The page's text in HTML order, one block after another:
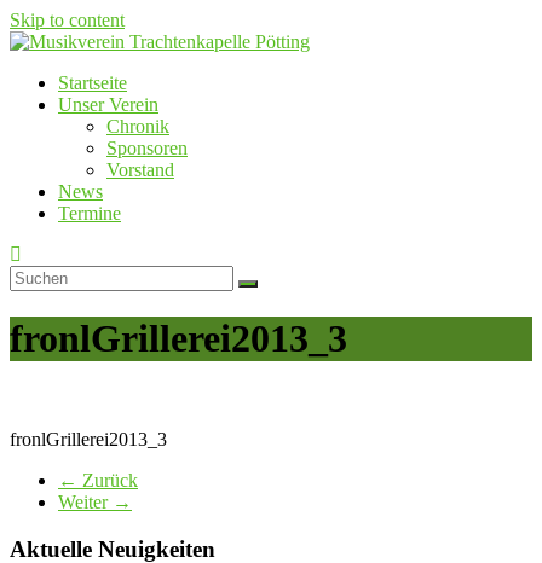
Skip to content
Musikverein Trachtenkapelle Pötting
Startseite
Unser Verein
Chronik
Sponsoren
Vorstand
News
Termine
fronlGrillerei2013_3
fronlGrillerei2013_3
← Zurück
Weiter →
Aktuelle Neuigkeiten